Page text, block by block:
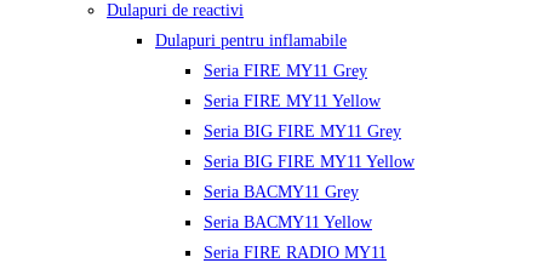
Dulapuri de reactivi
Dulapuri pentru inflamabile
Seria FIRE MY11 Grey
Seria FIRE MY11 Yellow
Seria BIG FIRE MY11 Grey
Seria BIG FIRE MY11 Yellow
Seria BACMY11 Grey
Seria BACMY11 Yellow
Seria FIRE RADIO MY11